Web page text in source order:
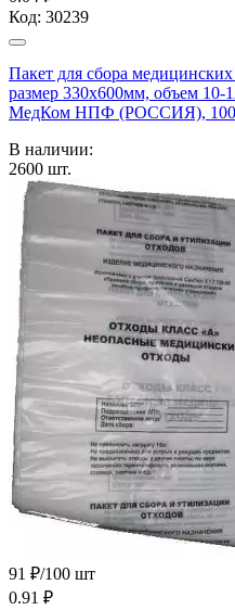
Код: 30239
Пакет для сбора
размер 330х600мм, объем 10-
МедКом НПФ (РОССИЯ),
В наличии:
2600 шт.
91 ₽/100 шт
0.91 ₽